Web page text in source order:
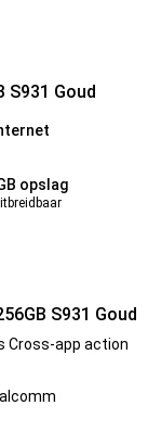
S931 Goud
opslag
S931 Goud
Cross-app action